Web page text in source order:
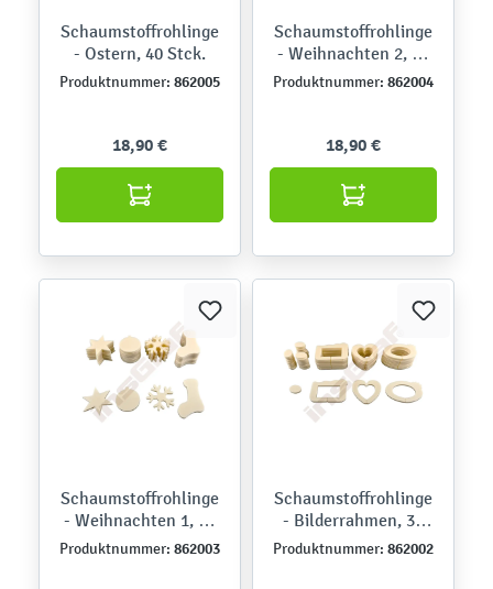
Schaumstoffrohlinge
- Ostern, 40 Stck.
Produktnummer: 862005
18,90 €
Schaumstoffrohlinge
- Weihnachten 2, 40
Stck.
Produktnummer: 862004
18,90 €
Schaumstoffrohlinge
- Weihnachten 1, 40
Stck.
Produktnummer: 862003
Schaumstoffrohlinge
- Bilderrahmen, 30
Stck.
Produktnummer: 862002